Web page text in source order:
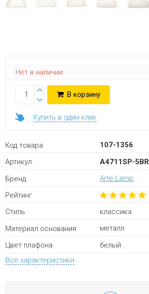
Нет в наличии
В корзину
Купить в один клик
Код товара
107-1356
Артикул
A4711SP-5BR
Бренд
Arte Lamp
Рейтинг
Стиль
классика
Материал основания
металл
Цвет плафона
белый
Все характеристики